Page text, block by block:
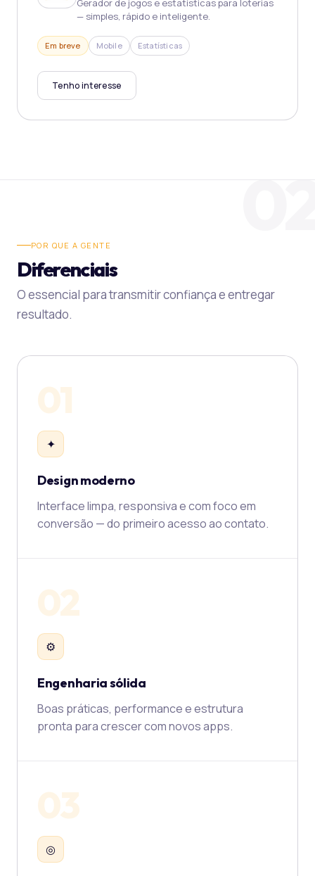
— simples, rápido e inteligente.
Em breve Mobile Estatísticas
Tenho interesse
POR QUE A GENTE
Diferenciais
O essencial para transmitir confiança e entregar
resultado.
01
✦
Design moderno
Interface limpa, responsiva e com foco em
conversão — do primeiro acesso ao contato.
02
⚙
Engenharia sólida
Boas práticas, performance e estrutura
pronta para crescer com novos apps.
03
◎